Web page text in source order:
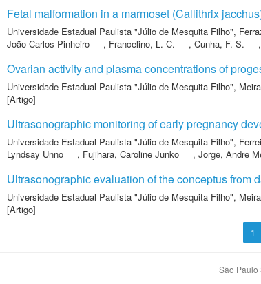
Fetal malformation in a marmoset (Callithrix
Universidade Estadual Paulista "Júlio de Mesquita Filho",
João Carlos Pinheiro
, Francelino, L. C. , Cunha, F. S. ,
Ovarian activity and plasma concentrations of
Universidade Estadual Paulista "Júlio de Mesquita Filho",
[Artigo]
Ultrasonographic monitoring of early pregnancy
Universidade Estadual Paulista "Júlio de Mesquita Filho",
Lyndsay Unno
, Fujihara, Caroline Junko , Jorge, Andre
Ultrasonographic evaluation of the conceptus from
Universidade Estadual Paulista "Júlio de Mesquita Filho",
[Artigo]
1
São Paulo